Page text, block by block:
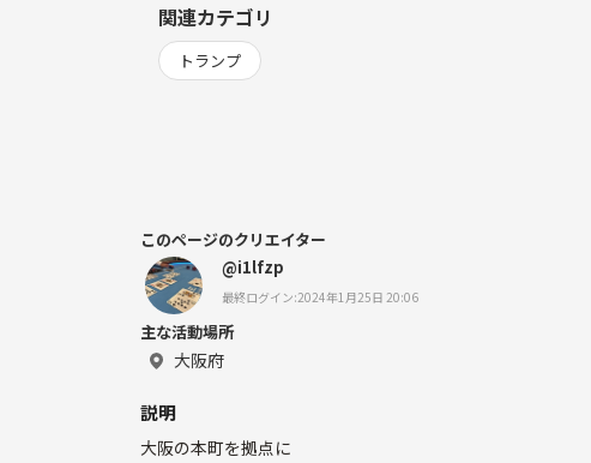
関連カテゴリ
トランプ
このページのクリエイター
@i1lfzp
最終ログイン:2024年1月25日 20:06
主な活動場所
大阪府
説明
大阪の本町を拠点に